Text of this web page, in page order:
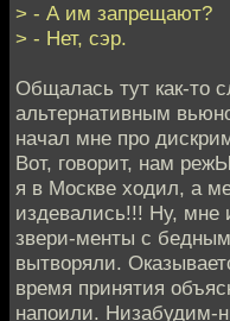
> - А им запрещают?
> - Нет, сэр.
Общалась тут как-то
альтернативным
начал мне про
Вот, говорит, нам
я в Москве ходил, а
издевались!!! Ну, мне
звери-менты с
вытворяли.
время принятия
напоили. Низабудим-